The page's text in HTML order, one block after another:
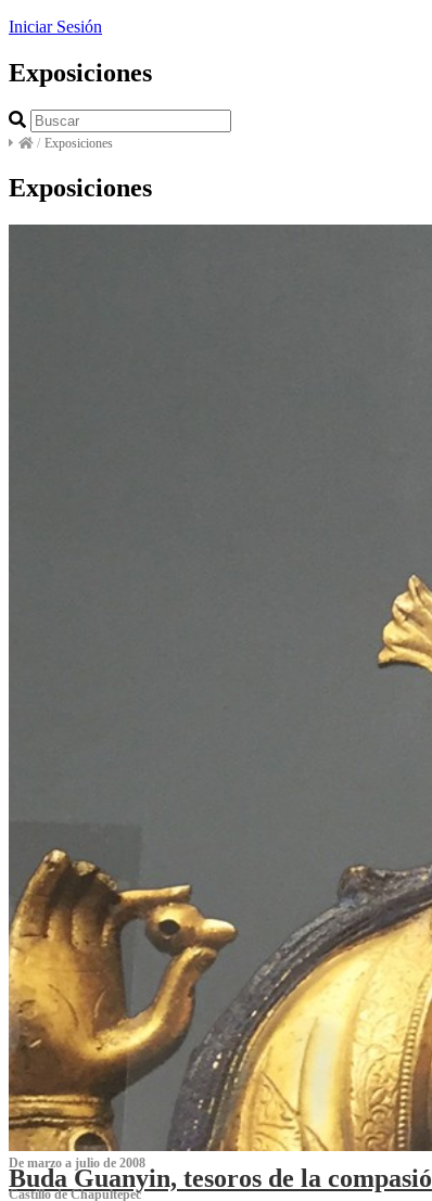
Iniciar Sesión
Exposiciones
/ Exposiciones
Exposiciones
De marzo a julio de 2008
Buda Guanyin, tesoros de la compasió
Castillo de Chapultepec